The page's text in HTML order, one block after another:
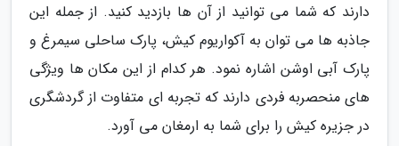
دارند که شما می توانید از آن ها بازدید کنید. از جمله این
جاذبه ها می توان به آکواریوم کیش، پارک ساحلی سیمرغ و
پارک آبی اوشن اشاره نمود. هر کدام از این مکان ها ویژگی
های منحصربه فردی دارند که تجربه ای متفاوت از گردشگری
در جزیره کیش را برای شما به ارمغان می آورد.